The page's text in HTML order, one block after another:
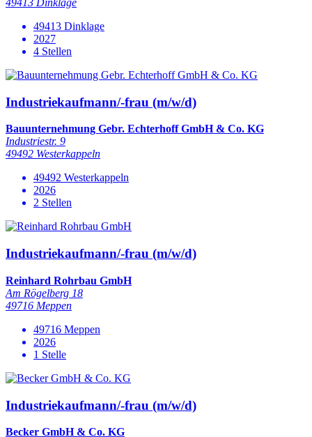
49413 Dinklage
49413 Dinklage
2027
4 Stellen
Industriekaufmann/-frau (m/w/d)
Bauunternehmung Gebr. Echterhoff GmbH & Co. KG
Industriestr. 9
49492 Westerkappeln
49492 Westerkappeln
2026
2 Stellen
Industriekaufmann/-frau (m/w/d)
Reinhard Rohrbau GmbH
Am Rögelberg 18
49716 Meppen
49716 Meppen
2026
1 Stelle
Industriekaufmann/-frau (m/w/d)
Becker GmbH & Co. KG